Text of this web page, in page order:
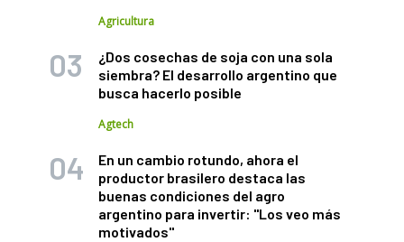
Agricultura
¿Dos cosechas de soja con una sola
siembra? El desarrollo argentino que
busca hacerlo posible
Agtech
En un cambio rotundo, ahora el
productor brasilero destaca las
buenas condiciones del agro
argentino para invertir: "Los veo más
motivados"